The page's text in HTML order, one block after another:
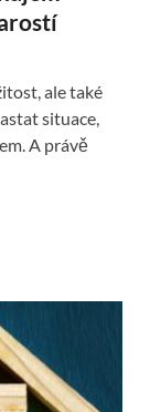
ale také
situace,
A právě